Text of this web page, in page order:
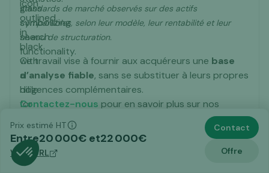
standards de marché observés sur des actifs
comparables, selon leur modèle, leur rentabilité et leur
niveau de structuration.
Ce travail vise à fournir aux acquéreurs une base
d’analyse fiable, sans se substituer à leurs propres
diligences complémentaires.
Contactez-nous pour en savoir plus sur nos
approches de travail.
Avant votre achat
Prix estimé HT
Entre20 000€ et22 000€
Voir l'URL
Contact
Offre